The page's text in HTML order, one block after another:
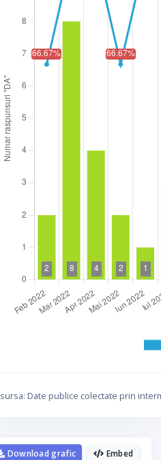
sursa: Date publice colectate prin
Embed
Download grafic
La fel